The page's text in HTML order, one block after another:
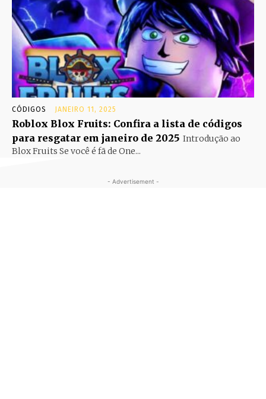
CÓDIGOS JANEIRO 11, 2025
Roblox Blox Fruits: Confira a lista de códigos
para resgatar em janeiro de 2025 Introdução ao
Blox Fruits Se você é fã de One...
- Advertisement -